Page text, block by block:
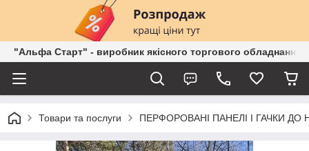
"Альфа Старт" - виробник якісного торгового обладнання
Товари та послуги ПЕРФОРОВАНІ ПАНЕЛІ І ГАЧКИ ДО